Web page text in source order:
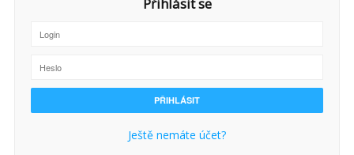
Přihlásit se
Ještě nemáte účet?